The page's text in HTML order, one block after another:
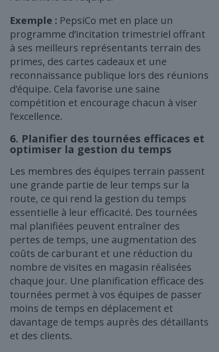
Exemple : PepsiCo met en place un
programme d’incitation trimestriel offrant
à ses meilleurs représentants terrain des
primes, des cartes cadeaux et une
reconnaissance publique lors des réunions
d’équipe. Cela favorise une saine
compétition et encourage chacun à viser
l’excellence.
6. Planifier des tournées efficaces et
optimiser la gestion du temps
Les membres des équipes terrain passent
une grande partie de leur temps sur la
route, ce qui rend la gestion du temps
essentielle à leur efficacité. Des tournées
mal planifiées peuvent entraîner des
pertes de temps, une augmentation des
coûts de carburant et une réduction du
nombre de visites en magasin réalisées
chaque jour. Une planification efficace des
tournées permet à vos équipes de passer
moins de temps en déplacement et
davantage de temps auprès des détaillants
et des clients.